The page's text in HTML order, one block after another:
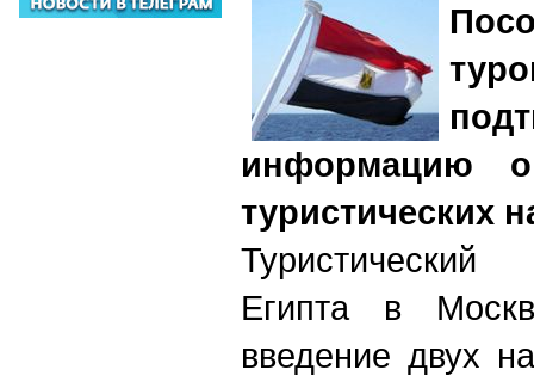
информацию
туристических
Египта в
введение двух